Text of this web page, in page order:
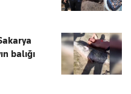
balığı